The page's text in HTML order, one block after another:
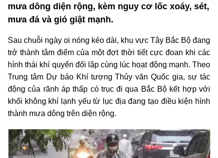
mưa dông diện rộng, kèm nguy cơ lốc xoáy, sét,
mưa đá và gió giật mạnh.
Sau chuỗi ngày oi nóng kéo dài, khu vực Tây Bắc Bộ đang
trở thành tâm điểm của một đợt thời tiết cực đoan khi các
hình thái khí quyển đối lập cùng lúc hoạt động mạnh. Theo
Trung tâm Dự báo Khí tượng Thủy văn Quốc gia, sự tác
động của rãnh áp thấp có trục đi qua Bắc Bộ kết hợp với
khối không khí lạnh yếu từ lục địa đang tạo điều kiện hình
thành mưa dông trên diện rộng.